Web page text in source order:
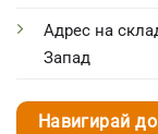
Адрес на
Запад
Навигирай